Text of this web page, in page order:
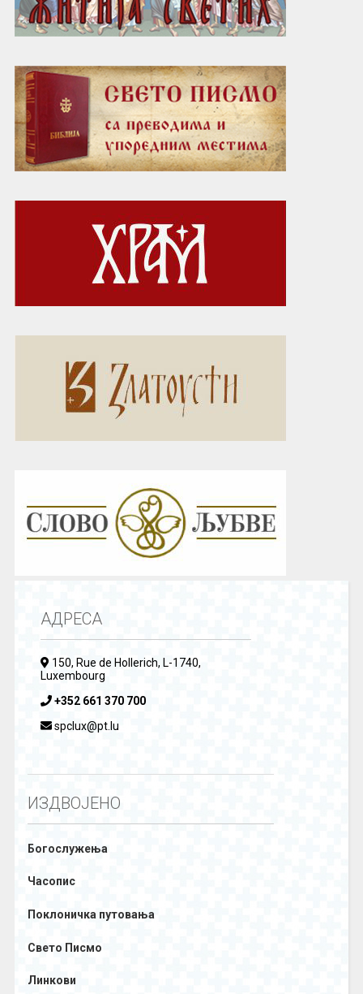
АДРЕСА
150, Rue de Hollerich, L-1740,
Luxembourg
+352 661 370 700
spclux@pt.lu
ИЗДВОЈЕНО
Богослужења
Часопис
Поклоничка путовања
Свето Писмо
Линкови